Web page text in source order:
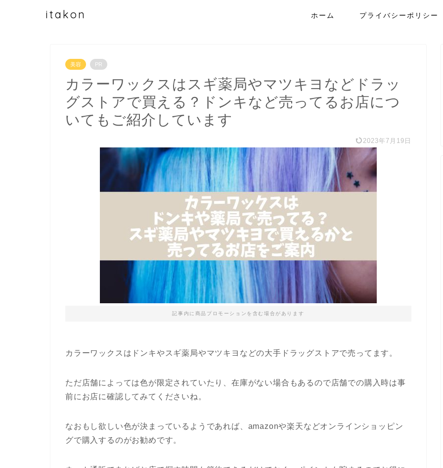
itakon ホーム プライバシーポリシー
美容 PR
カラーワックスはスギ薬局やマツキヨなどドラッ
グストアで買える？ドンキなど売ってるお店につ
いてもご紹介しています
2023年7月19日
記事内に商品プロモーションを含む場合があります
カラーワックスはドンキやスギ薬局やマツキヨなどの大手ドラッグストアで売ってます。
ただ店舗によっては色が限定されていたり、在庫がない場合もあるので店舗での購入時は事
前にお店に確認してみてくださいね。
なおもし欲しい色が決まっているようであれば、amazonや楽天などオンラインショッピン
グで購入するのがお勧めです。